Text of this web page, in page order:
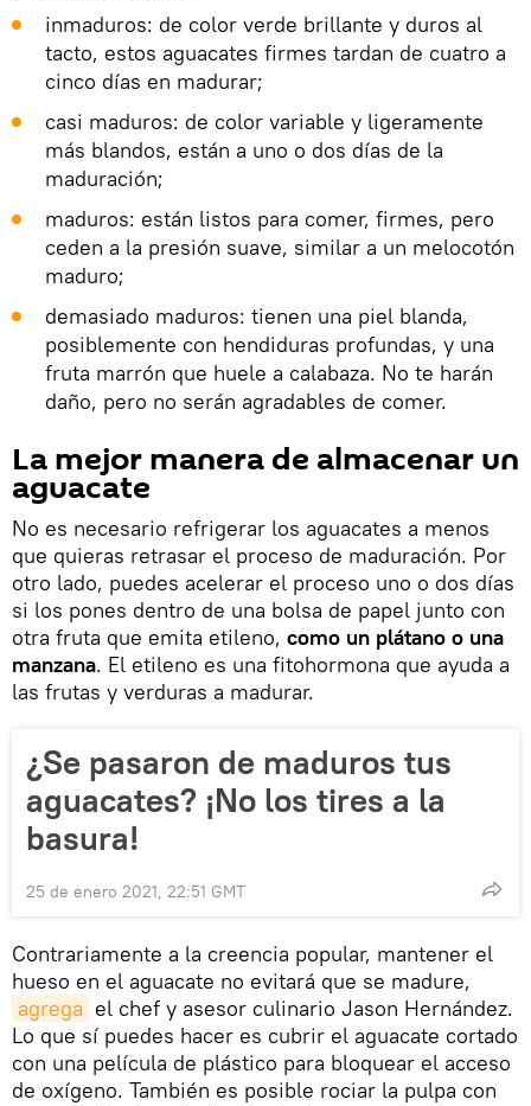
inmaduros: de color verde brillante y duros al
tacto, estos aguacates firmes tardan de cuatro a
cinco días en madurar;
casi maduros: de color variable y ligeramente
más blandos, están a uno o dos días de la
maduración;
maduros: están listos para comer, firmes, pero
ceden a la presión suave, similar a un melocotón
maduro;
demasiado maduros: tienen una piel blanda,
posiblemente con hendiduras profundas, y una
fruta marrón que huele a calabaza. No te harán
daño, pero no serán agradables de comer.
La mejor manera de almacenar un
aguacate
No es necesario refrigerar los aguacates a menos
que quieras retrasar el proceso de maduración. Por
otro lado, puedes acelerar el proceso uno o dos días
si los pones dentro de una bolsa de papel junto con
otra fruta que emita etileno, como un plátano o una
manzana. El etileno es una fitohormona que ayuda a
las frutas y verduras a madurar.
¿Se pasaron de maduros tus
aguacates? ¡No los tires a la
basura!
25 de enero 2021, 22:51 GMT
Contrariamente a la creencia popular, mantener el
hueso en el aguacate no evitará que se madure,
agrega el chef y asesor culinario Jason Hernández.
Lo que sí puedes hacer es cubrir el aguacate cortado
con una película de plástico para bloquear el acceso
de oxígeno. También es posible rociar la pulpa con